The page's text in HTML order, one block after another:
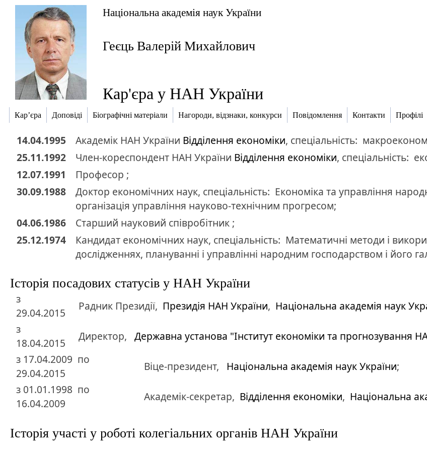
Національна академія наук України
Геєць Валерій Михайлович
Кар'єра у НАН України
Кар’єра Доповіді Біографічні матеріали Нагороди, відзнаки, конкурси Повідомлення Контакти Профілі
14.04.1995 Академік НАН України Відділення економіки, спеціальність:
25.11.1992
Член-кореспондент НАН України Відділення економіки, спеціальність:
12.07.1991
Професор ;
30.09.1988
Доктор економічних наук, спеціальність: Економіка та управління
організація управління науково-технічним прогресом;
04.06.1986
Старший науковий співробітник ;
25.12.1974
Кандидат економічних наук, спеціальність: Математичні методи і
дослідженнях, плануванні і управлінні народним господарством і його
Історія посадових статусів у НАН України
з
29.04.2015
Радник Президії, Президія НАН України, Національна академія наук
з
18.04.2015
Директор, Державна установа "Інститут економіки та прогнозування
з 17.04.2009 по
29.04.2015
Віце-президент, Національна академія наук України;
з 01.01.1998 по
16.04.2009
Академік-секретар, Відділення економіки, Національна
Історія участі у роботі колегіальних органів НАН України